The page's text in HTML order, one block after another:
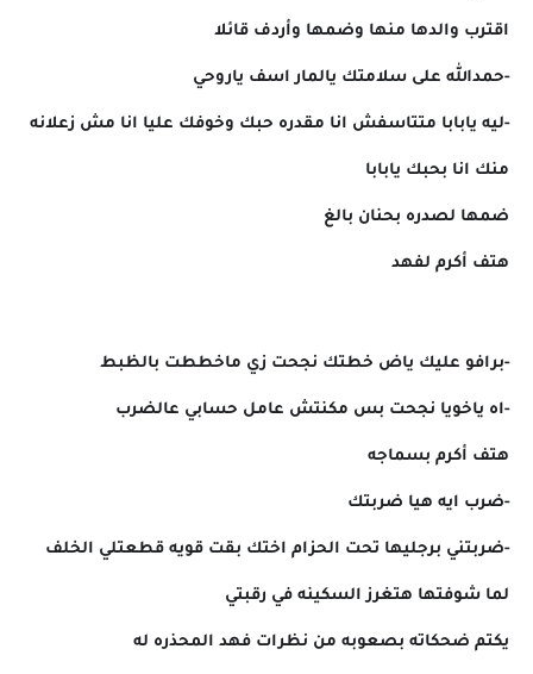
اقترب والدها منها وضمها وأردف قائلا
-حمدالله على سلامتك يالمار اسف ياروحي
-ليه يابابا متتاسفش انا مقدره حبك وخوفك عليا انا مش زعلانه
منك انا بحبك يابابا
ضمها لصدره بحنان بالغ
هتف أكرم لفهد
-برافو عليك ياض خطتك نجحت زي ماخططت بالظبط
-اه ياخويا نجحت بس مكنتش عامل حسابي عالضرب
هتف أكرم بسماجه
-ضرب ايه هيا ضربتك
-ضربتني برجليها تحت الحزام اختك بقت قويه قطعتلي الخلف
لما شوفتها هتغرز السكينه في رقبتي
يكتم ضحكاته بصعوبه من نظرات فهد المحذره له